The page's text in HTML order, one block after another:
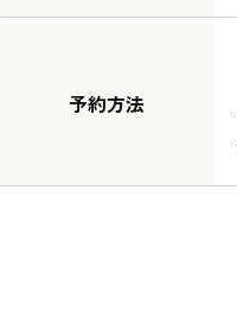
予約方法